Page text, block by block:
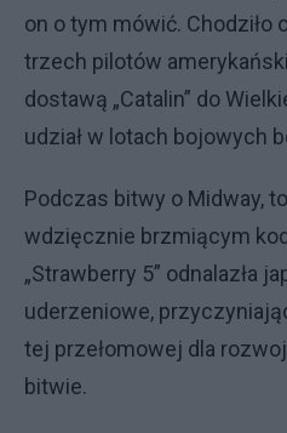
on o tym mówić. Chodziło
trzech pilotów
dostawą „Catalin” do
udział w lotach bojowych
Podczas bitwy o Midway, to
wdzięcznie brzmiącym
„Strawberry 5” odnalazła
uderzeniowe,
tej przełomowej dla
bitwie.